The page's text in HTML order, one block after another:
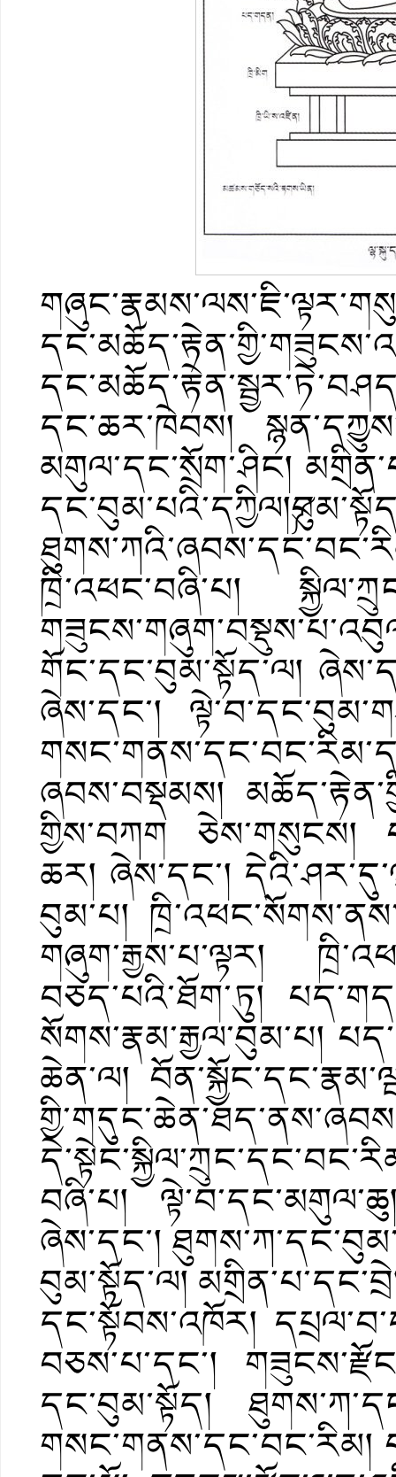
དང་ཆར་ཁེབས།
མགུལ་དང་སྲོག་ཤིང།
ཁྲི་འཕང་བཞི་པ།
གོང་དང་བུམ་སྟོད་ལ།
ཞེས་དང་།
ཞབས་བསྡམས།
གྱིས་བཀག ཅེས་གསུངས།
ཆར། ཞེས་དང་།
བུམ་པ།
གཞུག་རྒྱས་པ་ལྟར།
བཅད་པའི་ཐོག་ཏུ།
སོགས་རྣམ་རྒྱལ་བུམ་པ།
ཆེན་ལ།
བཞི་པ།
ཞེས་དང་།
བུམ་སྟོད་ལ།
དང་སྟོབས་འཁོར།
བཅས་པ་དང་།
དང་བུམ་སྟོད།
གསང་གནས་དང་བང་རིམ།